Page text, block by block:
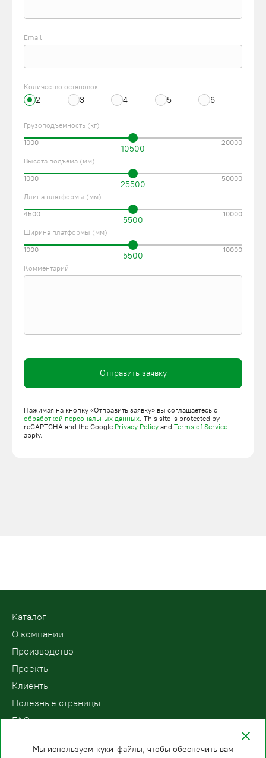
Email
Количество остановок
2 3 4 5 6
Грузоподъемность (кг)
10500
1000 20000
Высота подъема (мм)
25500
1000 50000
Длина платформы (мм)
5500
4500 10000
Ширина платформы (мм)
5500
1000 10000
Комментарий
Отправить заявку
Нажимая на кнопку «Отправить заявку» вы соглашаетесь с
обработкой персональных данных. This site is protected by
reCAPTCHA and the Google Privacy Policy and Terms of Service
apply.
Kаталог
О компании
Производство
Проекты
Клиенты
Полезные страницы
FAQ
Мы используем куки-файлы, чтобы обеспечить вам